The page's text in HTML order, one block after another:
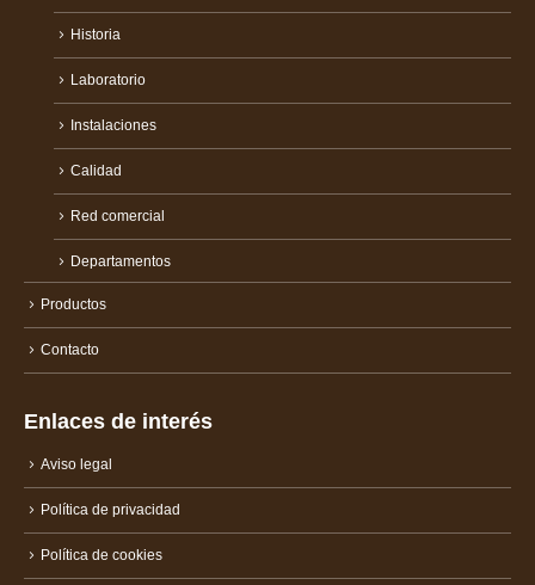
Historia
Laboratorio
Instalaciones
Calidad
Red comercial
Departamentos
Productos
Contacto
Enlaces de interés
Aviso legal
Política de privacidad
Política de cookies